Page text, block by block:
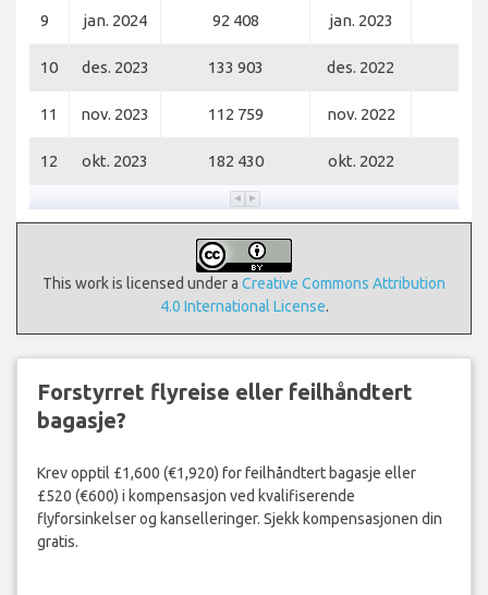
9 jan. 2024 92 408 jan. 2023
10 des. 2023 133 903 des. 2022
11 nov. 2023 112 759 nov. 2022
12 okt. 2023 182 430 okt. 2022
This work is licensed under a Creative Commons Attribution
4.0 International License.
Forstyrret flyreise eller feilhåndtert
bagasje?
Krev opptil £1,600 (€1,920) for feilhåndtert bagasje eller
£520 (€600) i kompensasjon ved kvalifiserende
flyforsinkelser og kanselleringer. Sjekk kompensasjonen din
gratis.